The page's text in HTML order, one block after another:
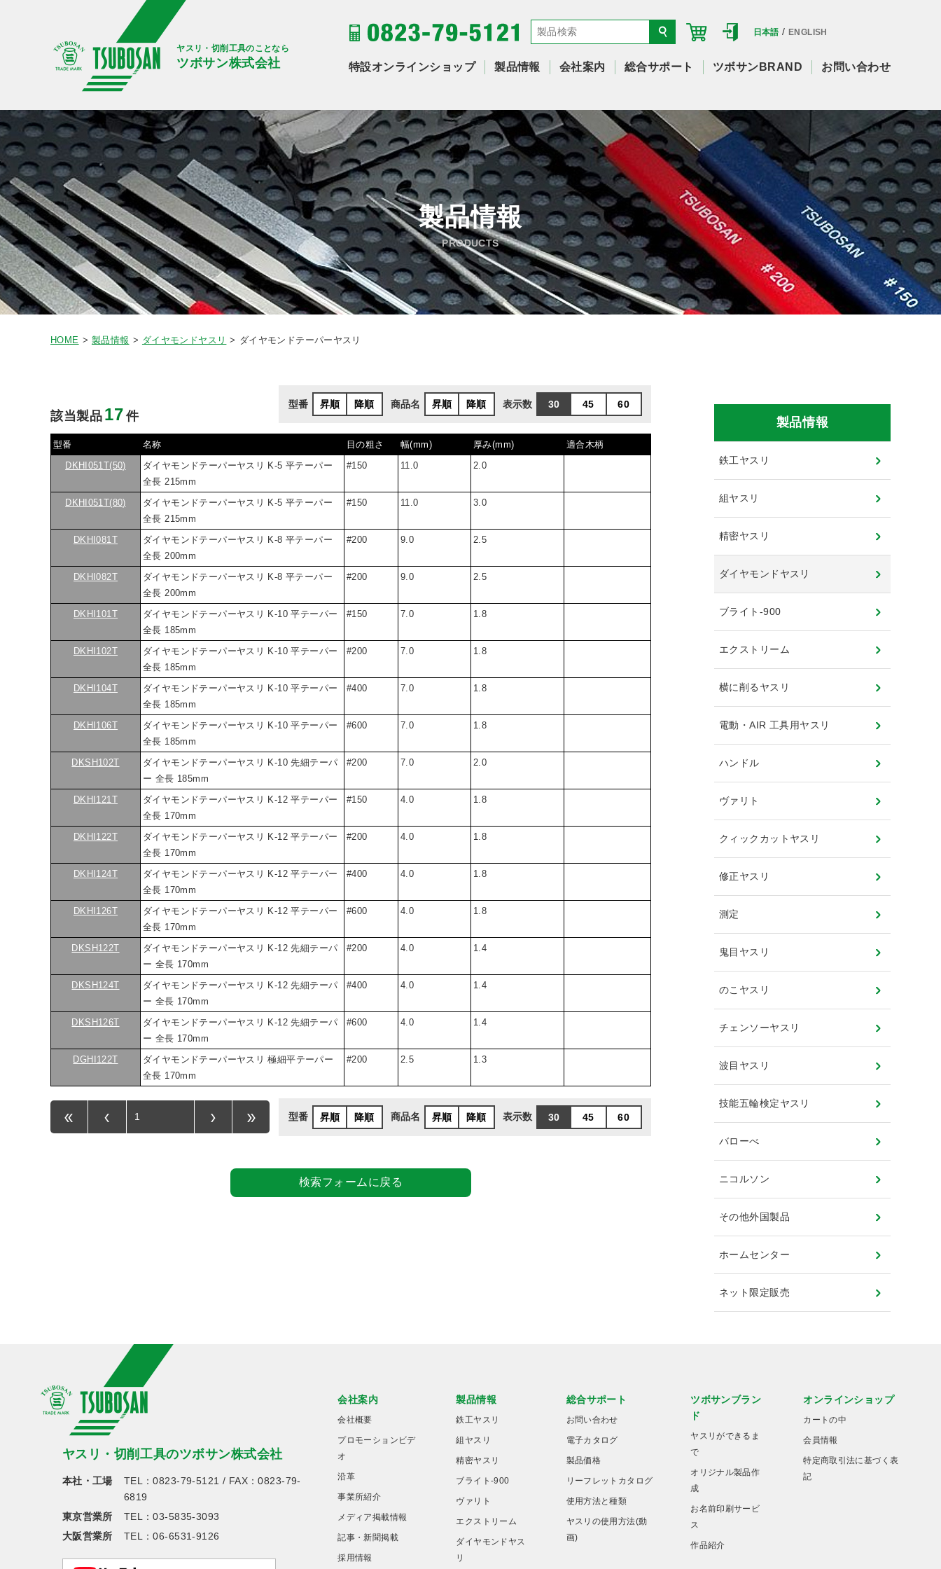
ヤスリ・切削工具のことなら
ツボサン株式会社
日本語/ENGLISH
特設オンラインショップ 製品情報 会社案内 総合サポート ツボサンBRAND お問い合わせ
製品情報
PRODUCTS
HOME 製品情報 ダイヤモンドヤスリ ダイヤモンドテーパーヤスリ
型番 昇順 降順 商品名 昇順 降順 表示数 30 45 60
該当製品 17 件
型番 名称 目の粗さ 幅(mm) 厚み(mm)
適合木柄
DKHI051T(50)
ダイヤモンドテーパーヤスリ K-5 平テーパー
全長 215mm
#150 11.0 2.0
DKHI051T(80)
ダイヤモンドテーパーヤスリ K-5 平テーパー
全長 215mm
#150 11.0 3.0
DKHI081T
ダイヤモンドテーパーヤスリ K-8 平テーパー
全長 200mm
#200 9.0 2.5
DKHI082T
ダイヤモンドテーパーヤスリ K-8 平テーパー
全長 200mm
#200 9.0 2.5
DKHI101T
ダイヤモンドテーパーヤスリ K-10 平テーパー
全長 185mm
#150 7.0 1.8
DKHI102T
ダイヤモンドテーパーヤスリ K-10 平テーパー
全長 185mm
#200 7.0 1.8
DKHI104T
ダイヤモンドテーパーヤスリ K-10 平テーパー
全長 185mm
#400 7.0 1.8
DKHI106T
ダイヤモンドテーパーヤスリ K-10 平テーパー
全長 185mm
#600 7.0 1.8
DKSH102T
ダイヤモンドテーパーヤスリ K-10 先細テーパ
ー 全長 185mm
#200 7.0 2.0
DKHI121T
ダイヤモンドテーパーヤスリ K-12 平テーパー
全長 170mm
#150 4.0 1.8
DKHI122T
ダイヤモンドテーパーヤスリ K-12 平テーパー
全長 170mm
#200 4.0 1.8
DKHI124T
ダイヤモンドテーパーヤスリ K-12 平テーパー
全長 170mm
#400 4.0 1.8
DKHI126T
ダイヤモンドテーパーヤスリ K-12 平テーパー
全長 170mm
#600 4.0 1.8
DKSH122T
ダイヤモンドテーパーヤスリ K-12 先細テーパ
ー 全長 170mm
#200 4.0 1.4
DKSH124T
ダイヤモンドテーパーヤスリ K-12 先細テーパ
ー 全長 170mm
#400 4.0 1.4
DKSH126T
ダイヤモンドテーパーヤスリ K-12 先細テーパ
ー 全長 170mm
#600 4.0 1.4
DGHI122T
ダイヤモンドテーパーヤスリ 極細平テーパー
全長 170mm
#200 2.5 1.3
型番 昇順 降順 商品名 昇順 降順 表示数 30 45 60
検索フォームに戻る
製品情報
鉄工ヤスリ
組ヤスリ
精密ヤスリ
ダイヤモンドヤスリ
ブライト-900
エクストリーム
横に削るヤスリ
電動・AIR 工具用ヤスリ
ハンドル
ヴァリト
クィックカットヤスリ
修正ヤスリ
測定
鬼目ヤスリ
のこヤスリ
チェンソーヤスリ
波目ヤスリ
技能五輪検定ヤスリ
バローべ
ニコルソン
その他外国製品
ホームセンター
ネット限定販売
ヤスリ・切削工具のツボサン株式会社
本社・工場 TEL：0823-79-5121 / FAX：0823-79-
6819
東京営業所
TEL：03-5835-3093
大阪営業所
TEL：06-6531-9126
会社案内
会社概要
プロモーションビデ
オ
沿革
事業所紹介
メディア掲載情報
記事・新聞掲載
採用情報
製品情報
鉄工ヤスリ
組ヤスリ
精密ヤスリ
ブライト-900
ヴァリト
エクストリーム
ダイヤモンドヤス
リ
総合サポート
お問い合わせ
電子カタログ
製品価格
リーフレットカタログ
使用方法と種類
ヤスリの使用方法(動
画)
ツボサンブラン
ド
ヤスリができるま
で
オリジナル製品作
成
お名前印刷サービ
ス
作品紹介
オンラインショップ
カートの中
会員情報
特定商取引法に基づく表
記